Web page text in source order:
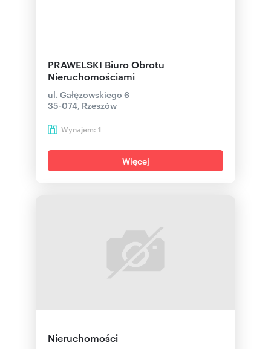
PRAWELSKI Biuro Obrotu
Nieruchomościami
ul. Gałęzowskiego 6
35-074, Rzeszów
Wynajem: 1
Więcej
Nieruchomości